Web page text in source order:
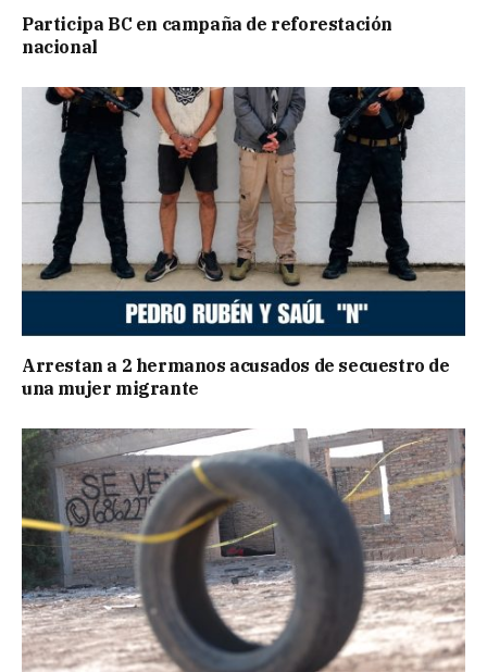
Participa BC en campaña de reforestación
nacional
Arrestan a 2 hermanos acusados de secuestro de
una mujer migrante